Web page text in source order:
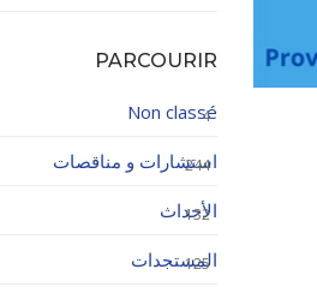
PARCOURIR
Non classé
4
استشارات و مناقصات
244
الأحداث
132
المستجدات
125